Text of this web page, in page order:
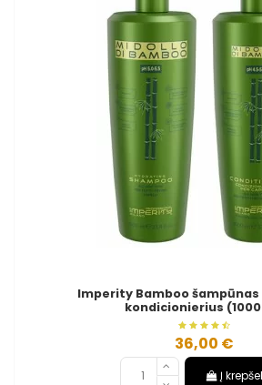
Imperity Bamboo šampūnas
kondicionierius
36,00 €
Į